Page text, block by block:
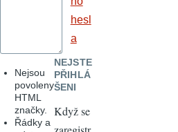
Nejsou
povoleny
HTML
značky.
Řádky a
hesl
a
NEJSTE
PŘIHLÁ
ŠENI
Když se